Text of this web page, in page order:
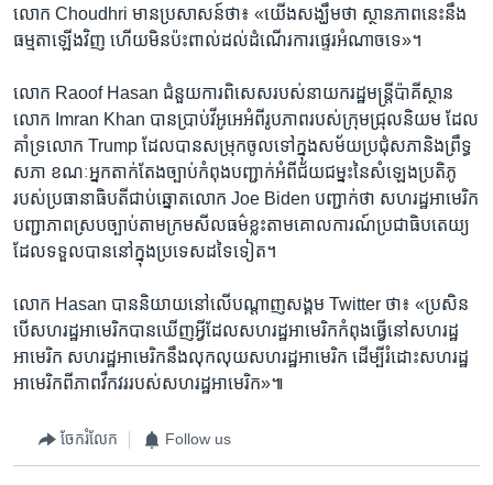
លោក Choudhri មាន​ប្រសាសន៍​ថា​៖ «យើង​សង្ឃឹមថា​ ស្ថានភាព​នេះ​នឹង​
ធម្មតា​ឡើង​វិញ​ ហើយ​មិន​ប៉ះពាល់​ដល់​ដំណើរការ​ផ្ទេរអំណាច​ទេ»។​
លោក ​Raoof Hasan ​ជំនួយ​ការ​ពិសេស​របស់​នាយករដ្ឋ​មន្រ្តី​ប៉ាគីស្ថាន​
លោក ​Imran Khan ​បាន​ប្រាប់​វីអូអេ​អំពី​រូប​ភាព​របស់​ក្រុមជ្រុលនិយម​ ដែល​
គាំទ្រ​លោក​ Trump​ ដែល​បាន​សម្រុកចូលទៅ​ក្នុង​សម័យ​ប្រជុំ​សភា​និង​ព្រឹទ្ធ​
សភា​ ខណៈ​អ្នក​តាក់តែង​ច្បាប់​កំពុង​បញ្ជាក់​អំពី​ជ័យជម្នះ​នៃ​សំឡេង​ប្រតិភូ​
របស់​ប្រធានាធិបតី​ជាប់ឆ្នោត​លោក ​Joe Biden បញ្ជាក់​ថា សហរដ្ឋ​អាមេរិក​
បញ្ជា​ភាព​ស្របច្បាប់​តាម​ក្រមសីលធម៌​ខ្លះតាម​គោល​ការណ៍​ប្រជា​ធិបតេយ្យ ​
ដែល​ទទួល​បាន​នៅក្នុង​ប្រទេស​ដទៃ​ទៀត។ ​
លោក Hasan បាន​និយាយ​នៅលើ​បណ្តាញ​សង្គម​ Twitter​ ថា៖​ «ប្រសិន​
បើ​សហ​រដ្ឋ​អាមេរិក​បាន​ឃើញ​អ្វីដែល​សហរដ្ឋ​អាមេរិក​កំពុង​ធ្វើ​នៅ​សហ​រដ្ឋ​
អាមេរិក​ សហរដ្ឋ​អាមេរិក​នឹង​លុក​លុយ​សហ​រដ្ឋ​អាមេរិក​ ដើម្បី​រំដោះ​សហរដ្ឋ​
អាមេរិក​ពីភាព​វឹកវរ​របស់​សហ​រដ្ឋ​អាមេរិក»៕
ចែករំលែក Follow us